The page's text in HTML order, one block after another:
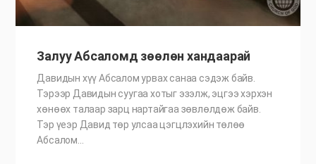
Залуу Абсаломд зөөлөн хандаарай
Давидын хүү Абсалом урвах санаа сэдэж байв.
Тэрээр Давидын суугаа хотыг эзэлж, эцгээ хэрхэн
хөнөөх талаар зарц нартайгаа зөвлөлдөж байв.
Тэр үеэр Давид төр улсаа цэгцлэхийн төлөө
Абсалом…